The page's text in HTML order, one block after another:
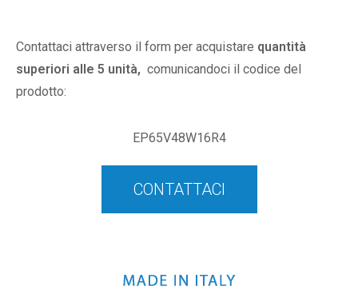
Contattaci attraverso il form per acquistare quantità
superiori alle 5 unità, comunicandoci il codice del
prodotto:
EP65V48W16R4
CONTATTACI